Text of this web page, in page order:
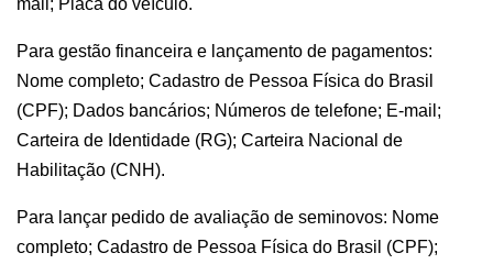
mail; Placa do veículo.
Para gestão financeira e lançamento de pagamentos:
Nome completo; Cadastro de Pessoa Física do Brasil
(CPF); Dados bancários; Números de telefone; E-mail;
Carteira de Identidade (RG); Carteira Nacional de
Habilitação (CNH).
Para lançar pedido de avaliação de seminovos: Nome
completo; Cadastro de Pessoa Física do Brasil (CPF);